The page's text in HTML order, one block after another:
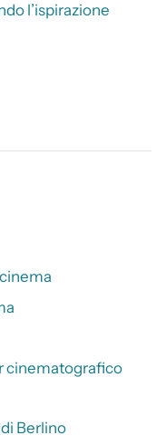
l’ispirazione
cinematografico
Berlino